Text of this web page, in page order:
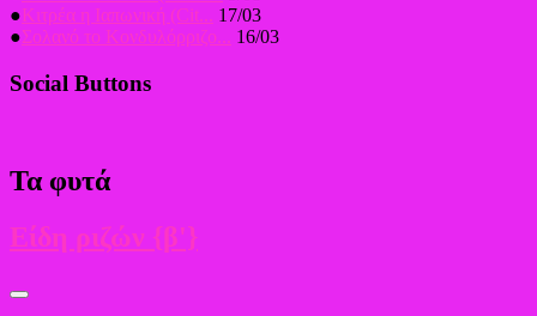
●Κιτρέα η Ιαπωνική (Cit... 17/03
●Σολανό το Κονδυλόρριζο... 16/03
Social Buttons
Τα φυτά
Είδη ριζών {β'}